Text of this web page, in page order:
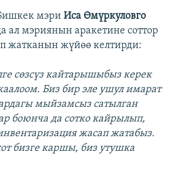
мэри Иса Өмүркуловго
ал мэриянын аракетине соттор
жатканын жүйөө келтирди:
сөзсүз кайтарышыбыз керек
Биз бир эле ушул имарат
мыйзамсыз сатылган
боюнча да сотко кайрылып,
жасап жатабыз.
бизге каршы, биз утушка